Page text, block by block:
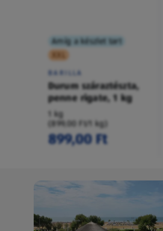
Amíg a készlet tart
XXL
BARILLA
Durum száraztészta,
penne rigate, 1 kg
1 kg
(899,00 Ft/1 kg)
899,00 Ft